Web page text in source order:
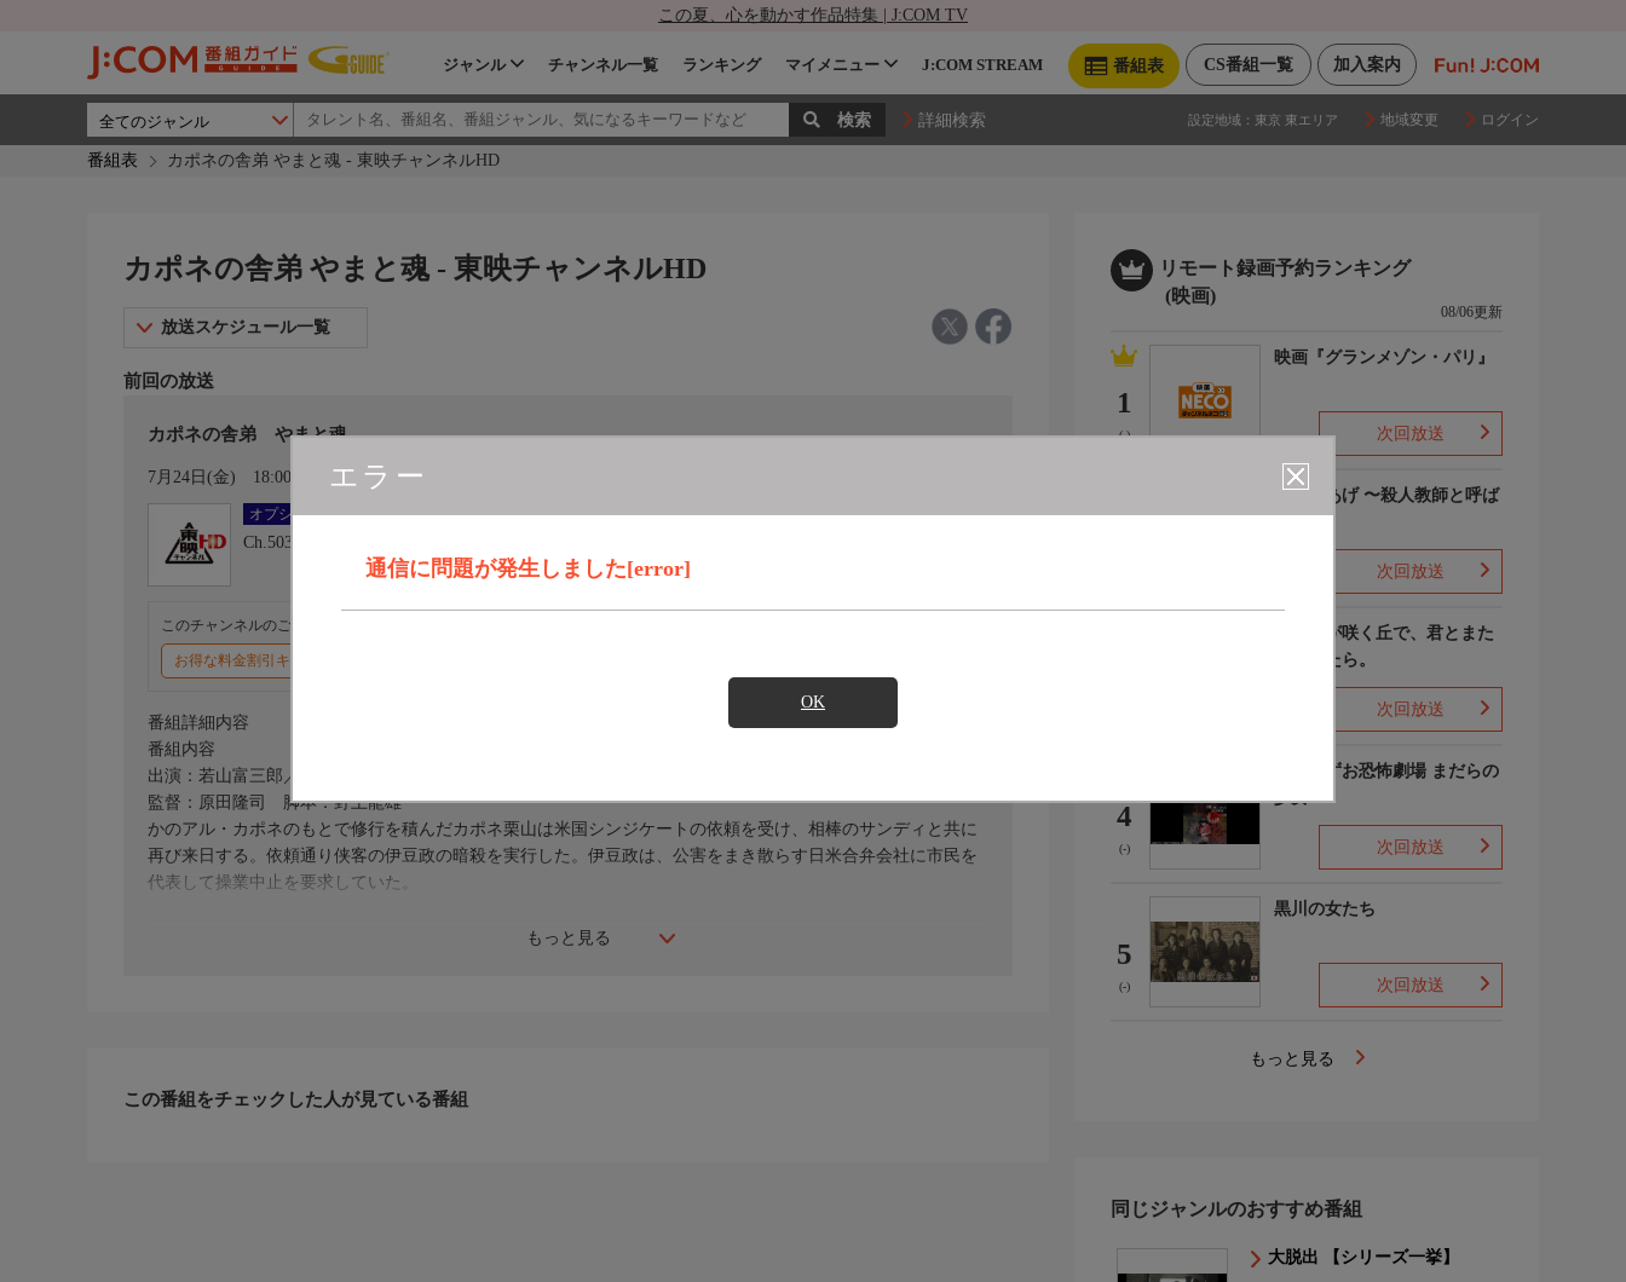
この夏、心を動かす作品特集 | J:COM TV
加入案内
CS番組一覧
番組表
ジャンル チャンネル一覧 ランキング マイメニュー J:COM STREAM
詳細検索 設定地域： 東京 東エリア 地域変更 ログイン
番組表 カポネの舎弟 やまと魂 - 東映チャンネルHD
エラー
通信に問題が発生しました[error]
OK
カポネの舎弟 やまと魂 - 東映チャンネルHD
放送スケジュール一覧
前回の放送
カポネの舎弟 やまと魂
7月24日(金) 18:00〜20:00 カレンダー登録
オプション
Ch.503
このチャンネルのご視聴には、オプションチャンネル(有料)のご契約が必要となります。
お得な料金割引キャンペーン実施中
もっと見る
番組詳細内容
番組内容
出演：若山富三郎／大木実／河津清三郎／真山知子／Ｅ・Ｈエリック／由利徹／遠藤辰雄／毛利菊枝
監督：原田隆司 脚本：野上龍雄
かのアル・カポネのもとで修行を積んだカポネ栗山は米国シンジケートの依頼を受け、相棒のサンディと共に
再び来日する。依頼通り侠客の伊豆政の暗殺を実行した。伊豆政は、公害をまき散らす日米合弁会社に市民を
代表して操業中止を要求していた。
この番組をチェックした人が見ている番組
リモート録画予約ランキング
(映画)
08/06更新
1
(-)
映画『グランメゾン・パリ』
次回放送
でっちあげ 〜殺人教師と呼ば
次回放送
あの花が咲く丘で、君とまた
出会えたら。
次回放送
4
(-)
楳図かずお恐怖劇場 まだらの
少女
次回放送
5
(-)
黒川の女たち
次回放送
もっと見る
同じジャンルのおすすめ番組
大脱出 【シリーズ一挙】